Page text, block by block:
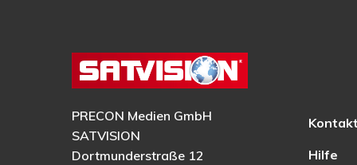
PRECON Medien GmbH
SATVISION
Dortmunderstraße 12
Hilfe